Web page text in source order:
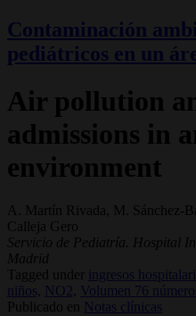
Contaminación
pediátricos en un
Air pollution
admissions in
environment
A. Martín Rivada, M. Sánchez-
Calleja Gero
Servicio de Pediatría. Hospital
Madrid
Tagged under
ingresos
niños, NO2, Volumen 76
Publicado en Notas clínicas